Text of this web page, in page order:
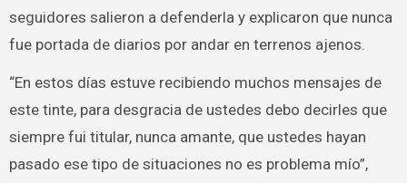
seguidores salieron a defenderla y explicaron que nunca
fue portada de diarios por andar en terrenos ajenos.
“En estos días estuve recibiendo muchos mensajes de
este tinte, para desgracia de ustedes debo decirles que
siempre fui titular, nunca amante, que ustedes hayan
pasado ese tipo de situaciones no es problema mío”,